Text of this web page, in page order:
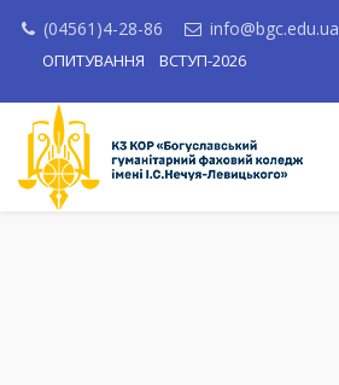
(04561)4-28-86
info@bgc.edu.ua
ОПИТУВАННЯ ВСТУП-2026